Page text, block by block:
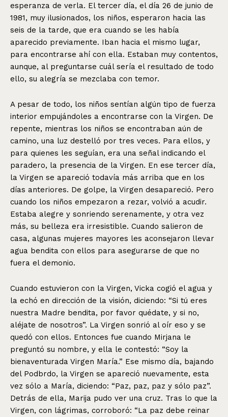
esperanza de verla. El tercer día, el día 26 de junio de
1981, muy ilusionados, los niños, esperaron hacia las
seis de la tarde, que era cuando se les había
aparecido previamente. Iban hacia el mismo lugar,
para encontrarse ahí con ella. Estaban muy contentos,
aunque, al preguntarse cuál sería el resultado de todo
ello, su alegría se mezclaba con temor.
A pesar de todo, los niños sentían algún tipo de fuerza
interior empujándoles a encontrarse con la Virgen. De
repente, mientras los niños se encontraban aún de
camino, una luz destelló por tres veces. Para ellos, y
para quienes les seguían, era una señal indicando el
paradero, la presencia de la Virgen. En ese tercer día,
la Virgen se apareció todavía más arriba que en los
días anteriores. De golpe, la Virgen desapareció. Pero
cuando los niños empezaron a rezar, volvió a acudir.
Estaba alegre y sonriendo serenamente, y otra vez
más, su belleza era irresistible. Cuando salieron de
casa, algunas mujeres mayores les aconsejaron llevar
agua bendita con ellos para asegurarse de que no
fuera el demonio.
Cuando estuvieron con la Virgen, Vicka cogió el agua y
la echó en dirección de la visión, diciendo: “Si tú eres
nuestra Madre bendita, por favor quédate, y si no,
aléjate de nosotros”. La Virgen sonrió al oír eso y se
quedó con ellos. Entonces fue cuando Mirjana le
preguntó su nombre, y ella le contestó: “Soy la
bienaventurada Virgen María.” Ese mismo día, bajando
del Podbrdo, la Virgen se apareció nuevamente, esta
vez sólo a María, diciendo: “Paz, paz, paz y sólo paz”.
Detrás de ella, Marija pudo ver una cruz. Tras lo que la
Virgen, con lágrimas, corroboró: “La paz debe reinar